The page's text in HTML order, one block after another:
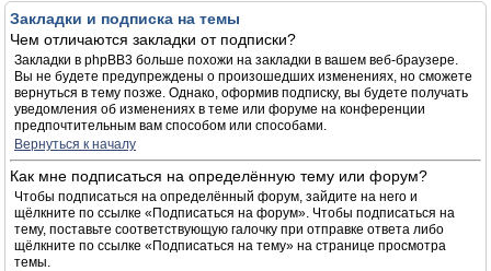
Закладки и подписка на темы
Чем отличаются закладки от подписки?
Закладки в phpBB3 больше похожи на закладки в вашем веб-браузере.
Вы не будете предупреждены о произошедших изменениях, но сможете
вернуться в тему позже. Однако, оформив подписку, вы будете получать
уведомления об изменениях в теме или форуме на конференции
предпочтительным вам способом или способами.
Вернуться к началу
Как мне подписаться на определённую тему или форум?
Чтобы подписаться на определённый форум, зайдите на него и
щёлкните по ссылке «Подписаться на форум». Чтобы подписаться на
тему, поставьте соответствующую галочку при отправке ответа либо
щёлкните по ссылке «Подписаться на тему» на странице просмотра
темы.